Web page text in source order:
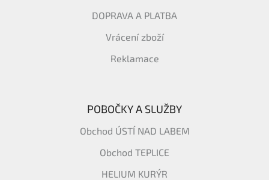
DOPRAVA A PLATBA
Vrácení zboží
Reklamace
POBOČKY A SLUŽBY
Obchod ÚSTÍ NAD LABEM
Obchod TEPLICE
HELIUM KURÝR